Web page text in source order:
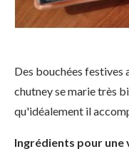
Des bouchées festives
chutney se marie très
qu'idéalement il
Ingrédients pour une